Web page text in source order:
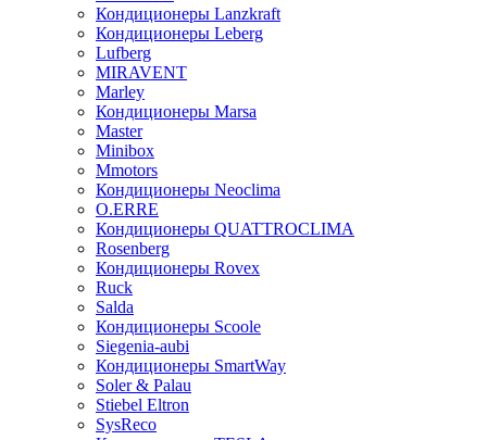
Кондиционеры Lanzkraft
Кондиционеры Leberg
Lufberg
MIRAVENT
Marley
Кондиционеры Marsa
Master
Minibox
Mmotors
Кондиционеры Neoclima
O.ERRE
Кондиционеры QUATTROCLIMA
Rosenberg
Кондиционеры Rovex
Ruck
Salda
Кондиционеры Scoole
Siegenia-aubi
Кондиционеры SmartWay
Soler & Palau
Stiebel Eltron
SysReco